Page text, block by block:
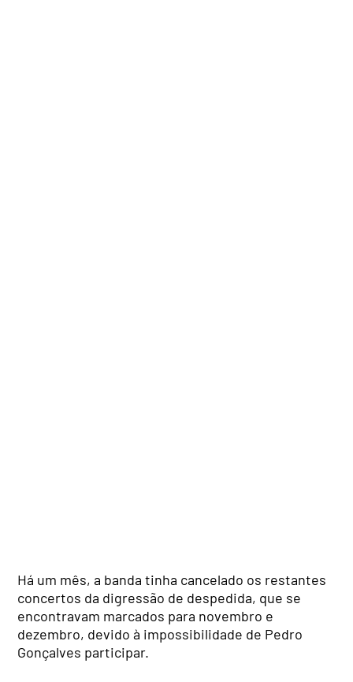
Há um mês, a banda tinha cancelado os restantes
concertos da digressão de despedida, que se
encontravam marcados para novembro e
dezembro, devido à impossibilidade de Pedro
Gonçalves participar.